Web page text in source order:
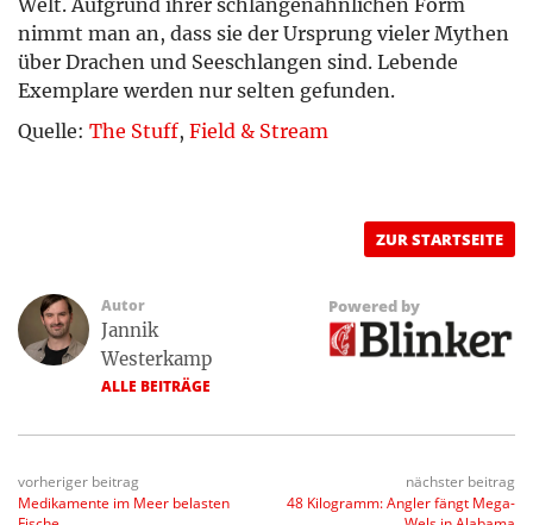
nimmt man an, dass sie der Ursprung vieler Mythen
über Drachen und Seeschlangen sind. Lebende
Exemplare werden nur selten gefunden.
Quelle: The Stuff, Field & Stream
ZUR STARTSEITE
Autor
Jannik
Westerkamp
ALLE BEITRÄGE
Powered by
vorheriger beitrag
Medikamente im Meer belasten
nächster beitrag
48 Kilogramm: Angler fängt Mega-